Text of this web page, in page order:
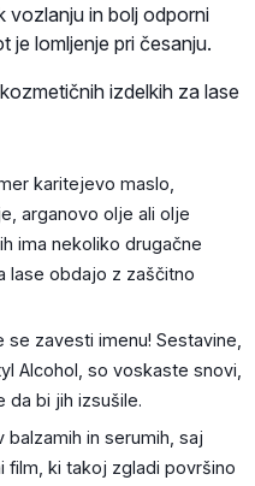
vozlanju in bolj odporni
je lomljenje pri česanju.
izdelkih za lase
karitejevo maslo,
arganovo olje ali olje
ima nekoliko drugačne
lase obdajo z zaščitno
se zavesti imenu! Sestavine,
Alcohol, so voskaste snovi,
da bi jih izsušile.
in serumih, saj
film, ki takoj zgladi površino